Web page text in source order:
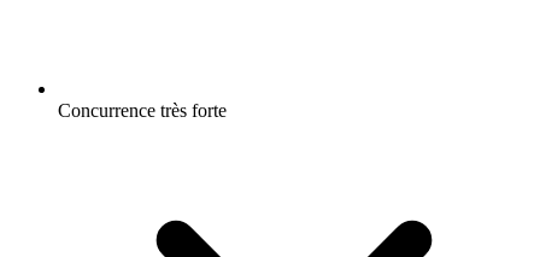
Concurrence très forte